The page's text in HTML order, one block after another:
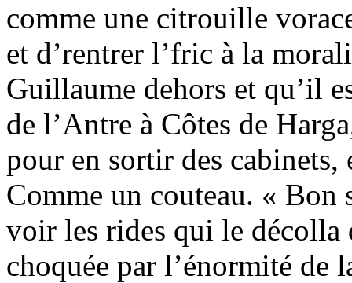
comme une citrouille
et d’rentrer l’fric à la
Guillaume dehors et qu’il
de l’Antre à Côtes de
pour en sortir des
Comme un couteau. « Bon
voir les rides qui le
choquée par l’énormité de